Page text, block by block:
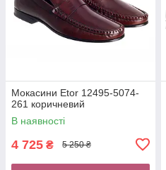
Мокасини Etor 12495-5074-
261 коричневий
В наявності
4 725 ₴ 5 250 ₴